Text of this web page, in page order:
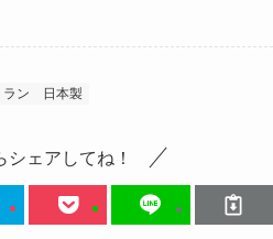
ラン 日本製
シェアしてね！